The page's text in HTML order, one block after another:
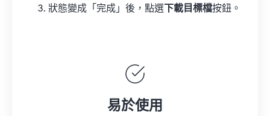
狀態變成「完成」後，點選 下載目標檔按鈕。
易於使用